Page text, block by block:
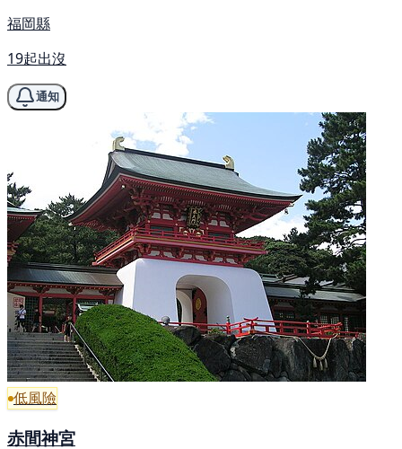
福岡縣
19起出沒
通知
低風險
赤間神宮